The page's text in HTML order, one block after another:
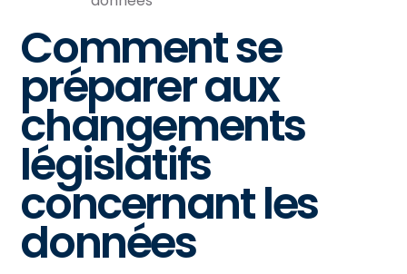
Comment se
préparer aux
changements
législatifs
concernant les
données